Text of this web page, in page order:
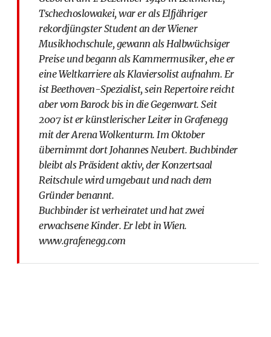
Tschechoslowakei, war er als Elfjähriger
rekordjüngster Student an der Wiener
Musikhochschule, gewann als Halbwüchsiger
Preise und begann als Kammermusiker, ehe er
eine Weltkarriere als Klaviersolist aufnahm. Er
ist Beethoven-Spezialist, sein Repertoire reicht
aber vom Barock bis in die Gegenwart. Seit
2007 ist er künstlerischer Leiter in Grafenegg
mit der Arena Wolkenturm. Im Oktober
übernimmt dort Johannes Neubert. Buchbinder
bleibt als Präsident aktiv, der Konzertsaal
Reitschule wird umgebaut und nach dem
Gründer benannt.
Buchbinder ist verheiratet und hat zwei
erwachsene Kinder. Er lebt in Wien.
www.grafenegg.com